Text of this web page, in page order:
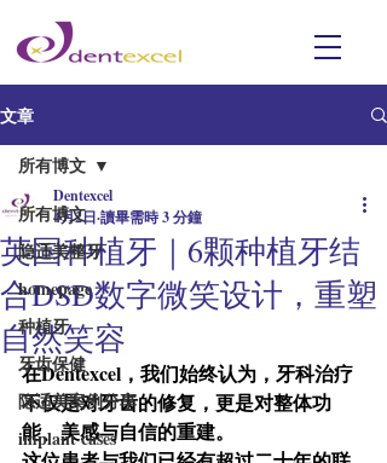
文章
所有博文
隐适美整牙
homepage
种植牙
牙齿保健
隐适美案例分享
implant cases
所有博文
英国种植牙｜6颗种植牙结
合DSD数字微笑设计，重塑
自然笑容
Dentexcel
4月2日 讀畢需時 3 分鐘
在Dentexcel，我们始终认为，牙科治疗
不仅是对牙齿的修复，更是对整体功
能、美感与自信的重建。